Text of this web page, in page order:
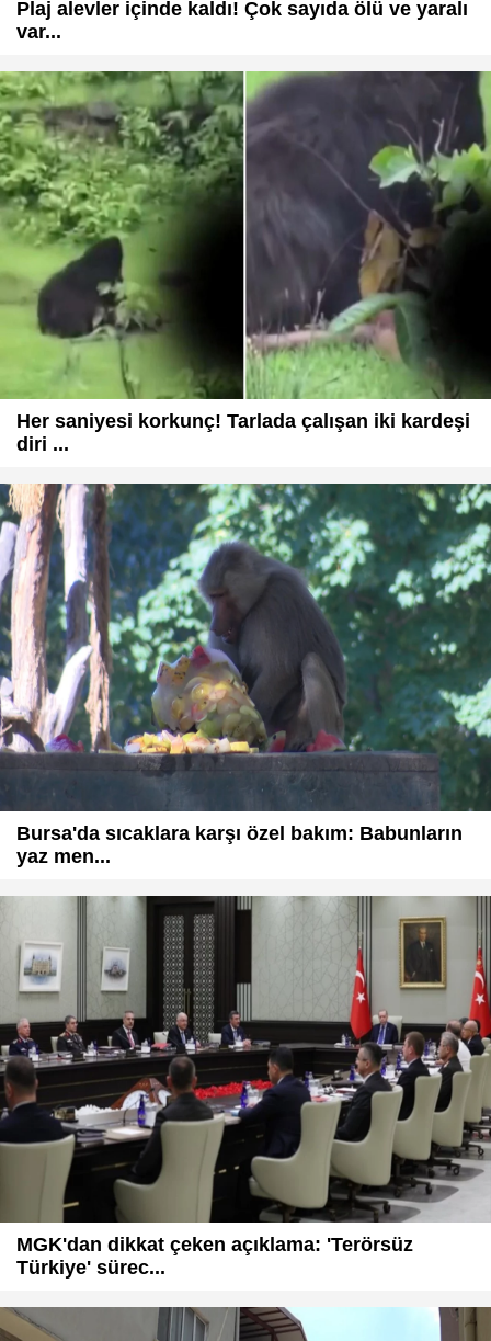
Plaj alevler içinde kaldı! Çok sayıda ölü ve yaralı
var...
Her saniyesi korkunç! Tarlada çalışan iki kardeşi
diri ...
Bursa'da sıcaklara karşı özel bakım: Babunların
yaz men...
MGK'dan dikkat çeken açıklama: 'Terörsüz
Türkiye' sürec...